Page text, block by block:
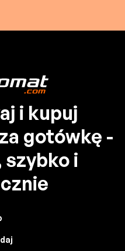
i kupuj
gotówkę -
i